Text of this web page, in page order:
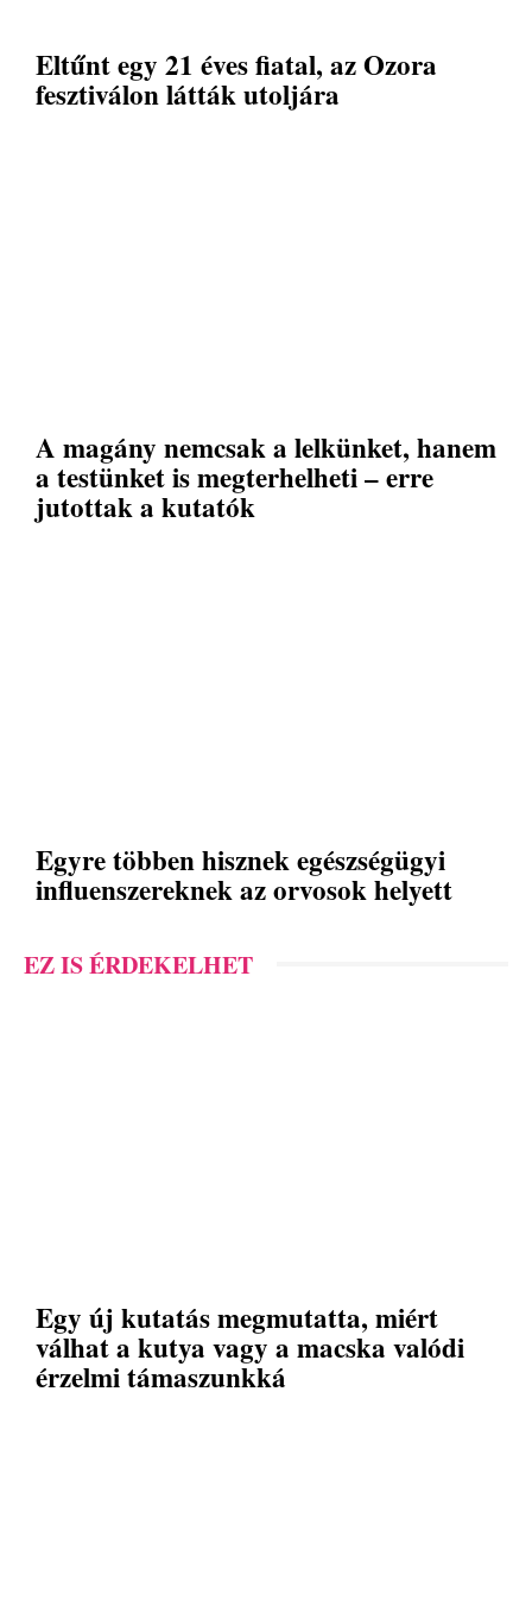
Eltűnt egy 21 éves fiatal, az Ozora
fesztiválon látták utoljára
A magány nemcsak a lelkünket, hanem
a testünket is megterhelheti – erre
jutottak a kutatók
Egyre többen hisznek egészségügyi
influenszereknek az orvosok helyett
EZ IS ÉRDEKELHET
Egy új kutatás megmutatta, miért
válhat a kutya vagy a macska valódi
érzelmi támaszunkká